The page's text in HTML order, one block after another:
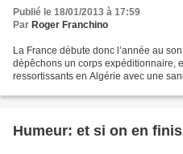
Publié le 18/01/2013 à 17:59
Par Roger Franchino
La France débute donc l’année au
dépêchons un corps expéditionnaire,
ressortissants en Algérie avec une
Humeur: et si on en